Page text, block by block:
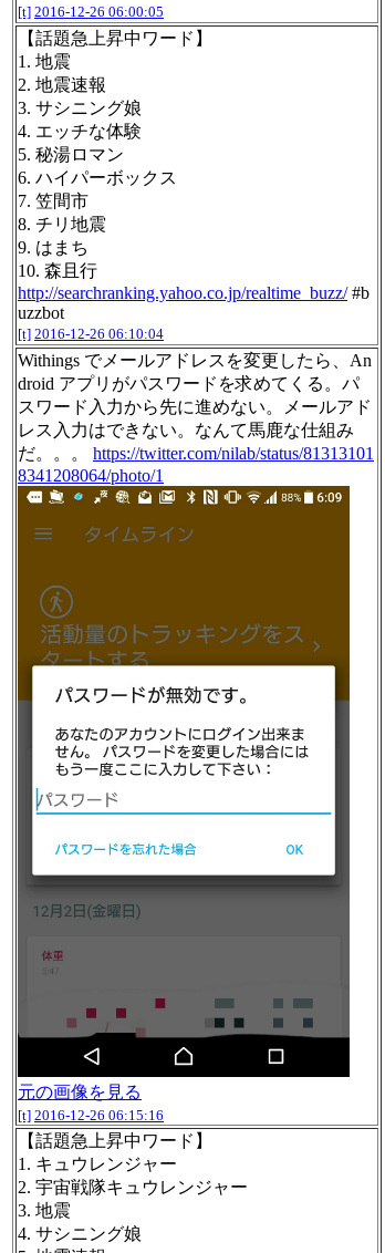
[t] 2016-12-26 06:00:05
【話題急上昇中ワード】
1. 地震
2. 地震速報
3. サシニング娘
4. エッチな体験
5. 秘湯ロマン
6. ハイパーボックス
7. 笠間市
8. チリ地震
9. はまち
10. 森且行
http://searchranking.yahoo.co.jp/realtime_buzz/#b
uzzbot
[t] 2016-12-26 06:10:04
Withings でメールアドレスを変更したら、An
droid アプリがパスワードを求めてくる。パ
スワード入力から先に進めない。メールアド
レス入力はできない。なんて馬鹿な仕組み
だ。。。 https://twitter.com/nilab/status/81313101
8341208064/photo/1
元の画像を見る
[t] 2016-12-26 06:15:16
【話題急上昇中ワード】
1. キュウレンジャー
2. 宇宙戦隊キュウレンジャー
3. 地震
4. サシニング娘